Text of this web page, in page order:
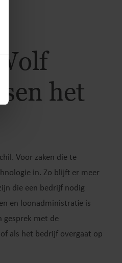
het
Voor zaken die te
in. Zo blijft er meer
die een bedrijf nodig
en loonadministratie is
gesprek met de
als het bedrijf overgaat op